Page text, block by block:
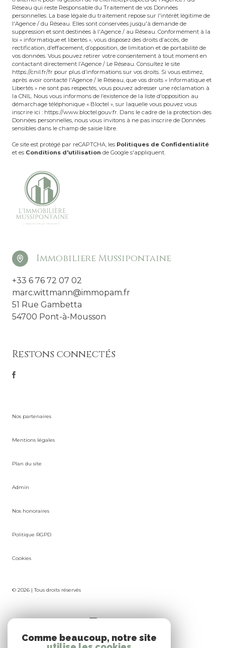
l'Agence / du Réseau. Elles sont conservées jusqu'à demande de
suppression et sont destinées à l'Agence / au Réseau. Conformément à la
loi « informatique et libertés », vous disposez des droits d’accès, de
rectification, d’effacement, d’opposition, de limitation et de portabilité de
vos données. Vous pouvez retirer votre consentement à tout moment en
contactant directement l’Agence / Le Réseau. Consultez le site
https://cnil.fr/fr
pour plus d’informations sur vos droits. Si vous estimez,
après avoir contacté l'Agence / le Réseau, que vos droits « Informatique et
Libertés » ne sont pas respectés, vous pouvez adresser une réclamation à
la CNIL. Nous vous informons de l’existence de la liste d'opposition au
démarchage téléphonique « Bloctel », sur laquelle vous pouvez vous
inscrire ici :
https://www.bloctel.gouv.fr
. Dans le cadre de la protection des
Données personnelles, nous vous invitons à ne pas inscrire de Données
sensibles dans le champ de saisie libre.
Ce site est protégé par reCAPTCHA, les
Politiques de Confidentialité
Conditions d'utilisation
+33 6 76 72 07 02
51 Rue Gambetta
54700 Pont-à-Mousson
Mentions légales
Cookies
Comme beaucoup, notre site